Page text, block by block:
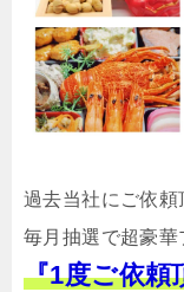
過去当社にご依頼
毎月抽選で超豪華
『1度ご依頼